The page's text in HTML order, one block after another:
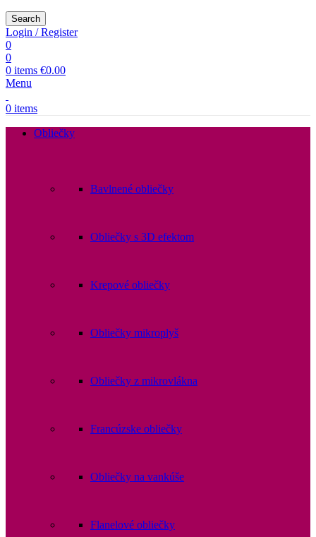
Search
Login / Register
0
0
0 items €0.00
Menu
0 items
Obliečky
Bavlnené obliečky
Obliečky s 3D efektom
Krepové obliečky
Obliečky mikroplyš
Obliečky z mikrovlákna
Francúzske obliečky
Obliečky na vankúše
Flanelové obliečky